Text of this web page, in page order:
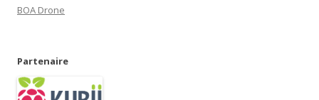
BOA Drone
Partenaire